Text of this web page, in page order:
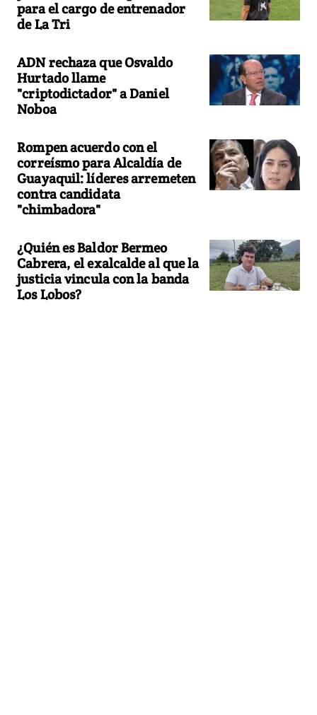
para el cargo de entrenador
de La Tri
ADN rechaza que Osvaldo
Hurtado llame
"criptodictador" a Daniel
Noboa
Rompen acuerdo con el
correísmo para Alcaldía de
Guayaquil: líderes arremeten
contra candidata
"chimbadora"
¿Quién es Baldor Bermeo
Cabrera, el exalcalde al que la
justicia vincula con la banda
Los Lobos?